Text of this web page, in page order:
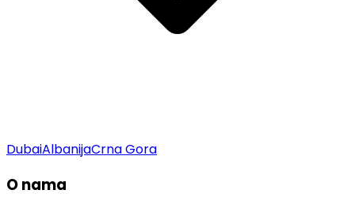
DubaiAlbanijaCrna Gora
O nama